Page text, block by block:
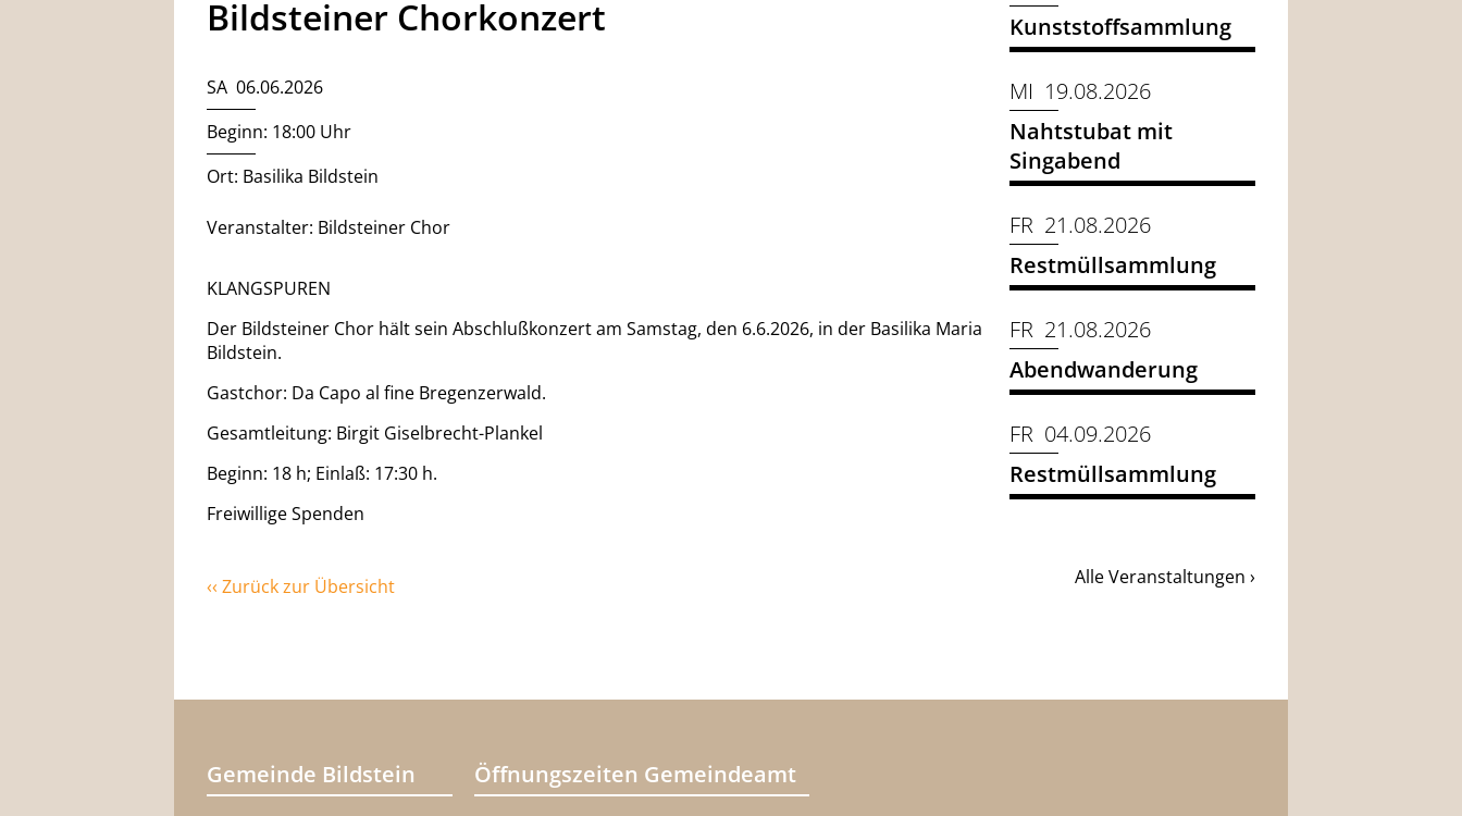
Bildsteiner Chorkonzert
SA 06.06.2026
Beginn: 18:00 Uhr
Ort: Basilika Bildstein
Veranstalter: Bildsteiner Chor
KLANGSPUREN
Der Bildsteiner Chor hält sein Abschlußkonzert am Samstag, den 6.6.2026, in der Basilika Maria
Bildstein.
Gastchor: Da Capo al fine Bregenzerwald.
Gesamtleitung: Birgit Giselbrecht-Plankel
Beginn: 18 h; Einlaß: 17:30 h.
Freiwillige Spenden
‹‹ Zurück zur Übersicht
Kunststoffsammlung
MI 19.08.2026
Nahtstubat mit
Singabend
FR 21.08.2026
Restmüllsammlung
FR 21.08.2026
Abendwanderung
FR 04.09.2026
Restmüllsammlung
Alle Veranstaltungen ›
Gemeinde Bildstein Öffnungszeiten Gemeindeamt